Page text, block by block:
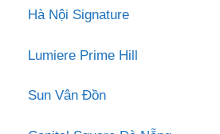
Hà Nội Signature
Lumiere Prime Hill
Sun Vân Đồn